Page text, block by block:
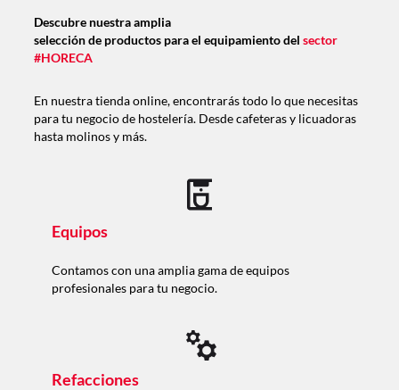
Descubre nuestra amplia
selección de productos para el equipamiento del sector
#HORECA
En nuestra tienda online, encontrarás todo lo que necesitas
para tu negocio de hostelería. Desde cafeteras y licuadoras
hasta molinos y más.
Equipos
Contamos con una amplia gama de equipos
profesionales para tu negocio.
Refacciones